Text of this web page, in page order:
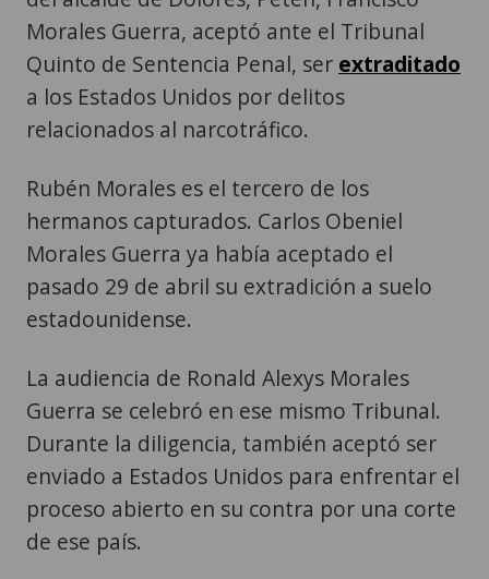
Morales Guerra, aceptó ante el Tribunal
Quinto de Sentencia Penal, ser extraditado
a los Estados Unidos por delitos
relacionados al narcotráfico.
Rubén Morales es el tercero de los
hermanos capturados. Carlos Obeniel
Morales Guerra ya había aceptado el
pasado 29 de abril su extradición a suelo
estadounidense.
La audiencia de Ronald Alexys Morales
Guerra se celebró en ese mismo Tribunal.
Durante la diligencia, también aceptó ser
enviado a Estados Unidos para enfrentar el
proceso abierto en su contra por una corte
de ese país.